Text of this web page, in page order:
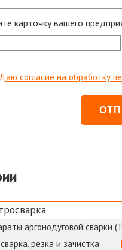
карточку вашего
Даю согласие на обработку
аргонодуговой сварки
резка и зачистка